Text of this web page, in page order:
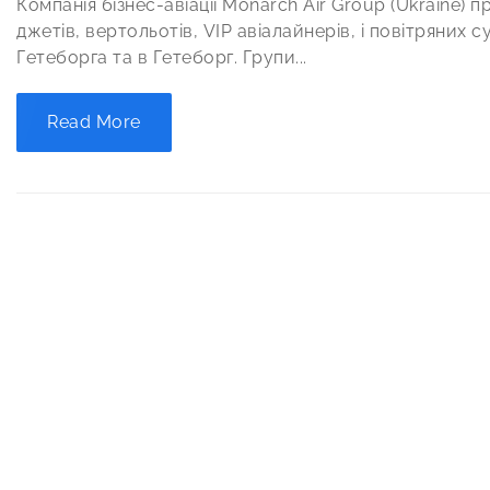
Компанія бізнес-авіації Monarch Air Group
джетів, вертольотів, VIP авіалайнерів, і повітряних
Гетеборга та в Гетеборг. Групи...
Read More